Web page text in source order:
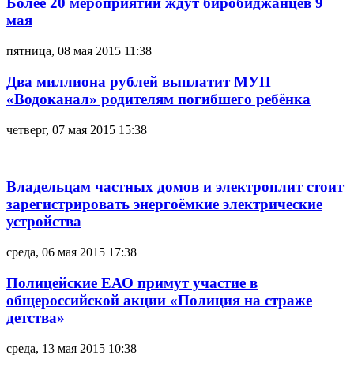
мая
пятница, 08 мая 2015 11:38
Два миллиона рублей выплатит МУП
«Водоканал» родителям погибшего ребёнка
четверг, 07 мая 2015 15:38
Владельцам частных домов и электроплит стоит
зарегистрировать энергоёмкие электрические
устройства
среда, 06 мая 2015 17:38
Полицейские ЕАО примут участие в
общероссийской акции «Полиция на страже
детства»
среда, 13 мая 2015 10:38